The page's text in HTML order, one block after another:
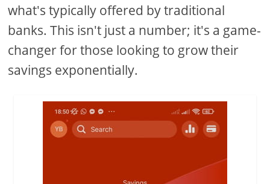
what's typically offered by traditional
banks. This isn't just a number; it's a game-
changer for those looking to grow their
savings exponentially.